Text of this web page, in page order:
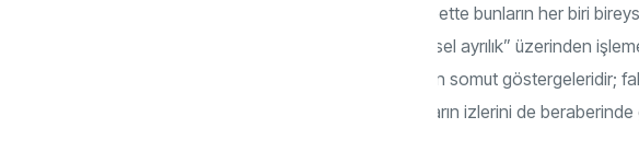
oluşturunca gerçekleşeceği söylendi. Elbette bunların her biri
ruhsal süreç hiçbir zaman yalnızca “fiziksel ayrılık” üzerinden
kazanmak, evlenmek… Bunlar büyümenin somut göstergeleridir;
görünmeyen çatışmaları ve geçmiş bağların izlerini de beraberinde